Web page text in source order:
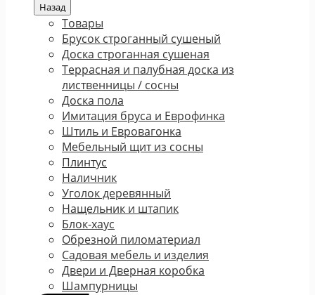
Назад
Товары
Брусок строганный сушеный
Доска строганная сушеная
Террасная и палубная доска из
лиственницы / сосны
Доска пола
Имитация бруса и Еврофинка
Штиль и Евровагонка
Мебельный щит из сосны
Плинтус
Наличник
Уголок деревянный
Нащельник и штапик
Блок-хаус
Обрезной пиломатериал
Садовая мебель и изделия
Двери и Дверная коробка
Шампурницы